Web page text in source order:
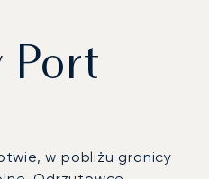
Port
w pobliżu granicy